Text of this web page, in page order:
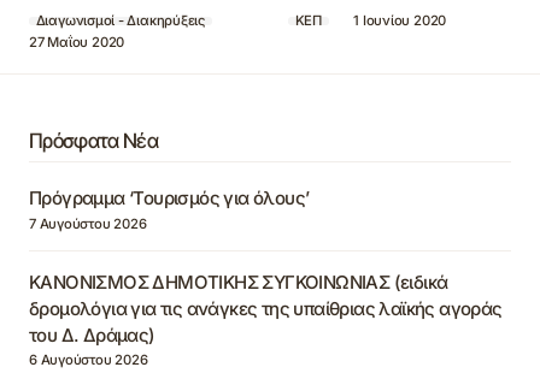
Διαγωνισμοί - Διακηρύξεις
27 Μαΐου 2020
ΚΕΠ 1 Ιουνίου 2020
Πρόσφατα Νέα
Πρόγραμμα ‘Τουρισμός για όλους’
7 Αυγούστου 2026
ΚΑΝΟΝΙΣΜΟΣ ΔΗΜΟΤΙΚΗΣ ΣΥΓΚΟΙΝΩΝΙΑΣ (ειδικά
δρομολόγια για τις ανάγκες της υπαίθριας λαϊκής αγοράς
του Δ. Δράμας)
6 Αυγούστου 2026